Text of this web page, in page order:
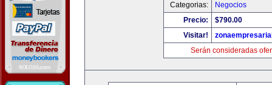
Categorias:
Negocios
Precio:
$790.00
Visitar!
Serán consideradas